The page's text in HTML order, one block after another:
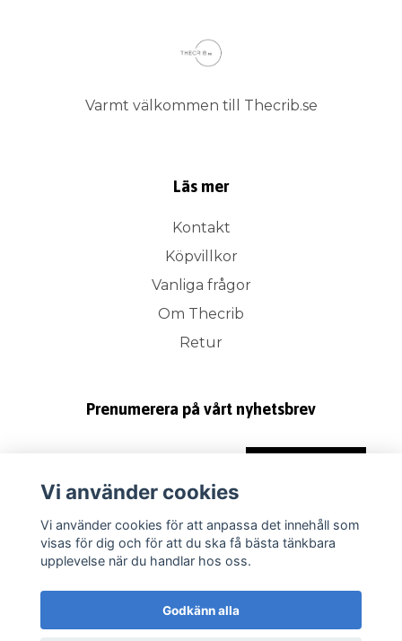
Varmt välkommen till Thecrib.se
Läs mer
Kontakt
Köpvillkor
Vanliga frågor
Om Thecrib
Retur
Prenumerera på vårt nyhetsbrev
Vi använder cookies
Vi använder cookies för att anpassa det innehåll som
visas för dig och för att du ska få bästa tänkbara
upplevelse när du handlar hos oss.
Godkänn alla